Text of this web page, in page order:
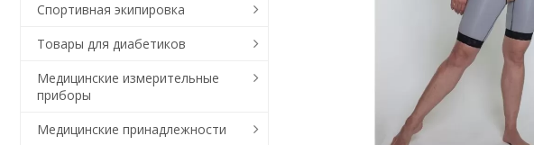
Спортивная экипировка
Товары для диабетиков
Медицинские измерительные
приборы
Медицинские принадлежности